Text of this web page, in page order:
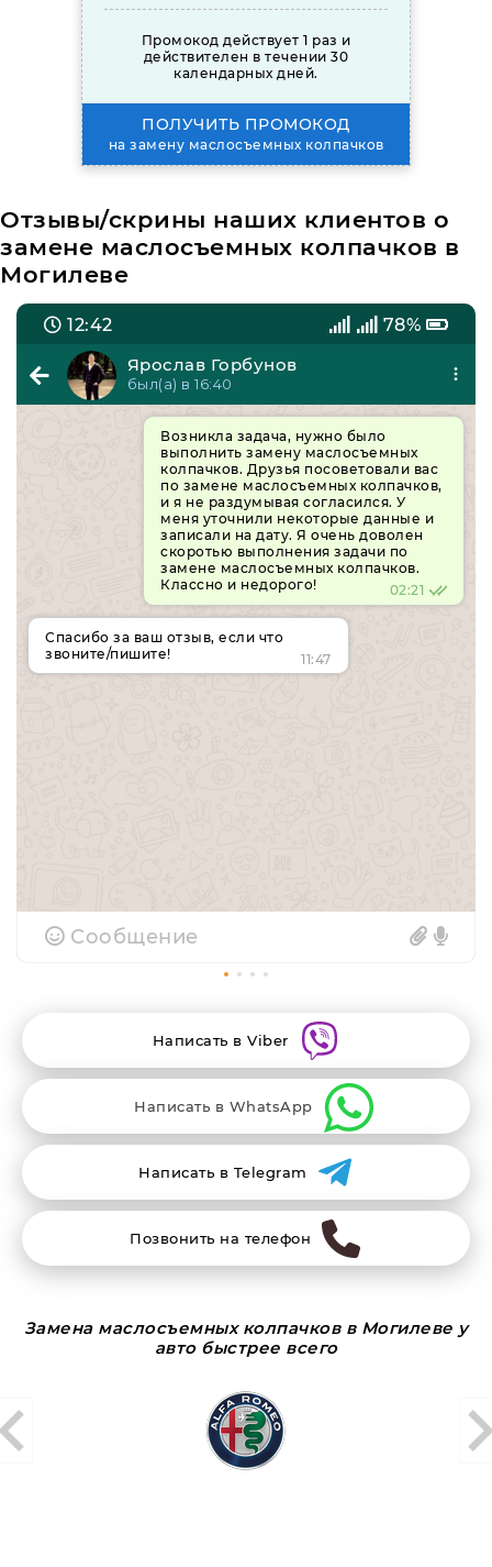
Промокод действует 1 раз и
действителен в течении 30
календарных дней.
ПОЛУЧИТЬ ПРОМОКОД
на замену маслосъемных колпачков
Отзывы/скрины наших клиентов о
замене маслосъемных колпачков в
Могилеве
12:42
78%
Ярослав Горбунов
был(а) в 16:40
Возникла задача, нужно было
выполнить замену маслосъемных
колпачков. Друзья посоветовали вас
по замене маслосъемных колпачков,
и я не раздумывая согласился. У
меня уточнили некоторые данные и
записали на дату. Я очень доволен
скоротью выполнения задачи по
замене маслосъемных колпачков.
Классно и недорого!
02:21
Спасибо за ваш отзыв, если что
звоните/пишите!
11:47
Сообщение
Написать в Viber
Написать в WhatsApp
Написать в Telegram
Позвонить на телефон
Замена маслосъемных колпачков в Могилеве у
авто быстрее всего